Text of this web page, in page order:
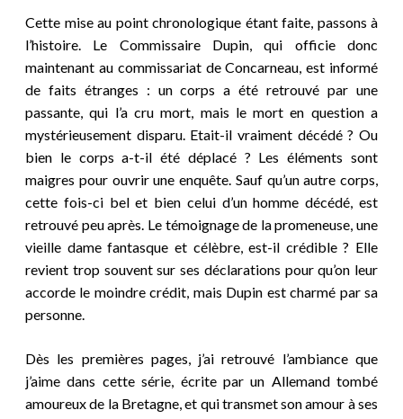
Cette mise au point chronologique étant faite, passons à
l’histoire. Le Commissaire Dupin, qui officie donc
maintenant au commissariat de Concarneau, est informé
de faits étranges : un corps a été retrouvé par une
passante, qui l’a cru mort, mais le mort en question a
mystérieusement disparu. Etait-il vraiment décédé ? Ou
bien le corps a-t-il été déplacé ? Les éléments sont
maigres pour ouvrir une enquête. Sauf qu’un autre corps,
cette fois-ci bel et bien celui d’un homme décédé, est
retrouvé peu après. Le témoignage de la promeneuse, une
vieille dame fantasque et célèbre, est-il crédible ? Elle
revient trop souvent sur ses déclarations pour qu’on leur
accorde le moindre crédit, mais Dupin est charmé par sa
personne.
Dès les premières pages, j’ai retrouvé l’ambiance que
j’aime dans cette série, écrite par un Allemand tombé
amoureux de la Bretagne, et qui transmet son amour à ses